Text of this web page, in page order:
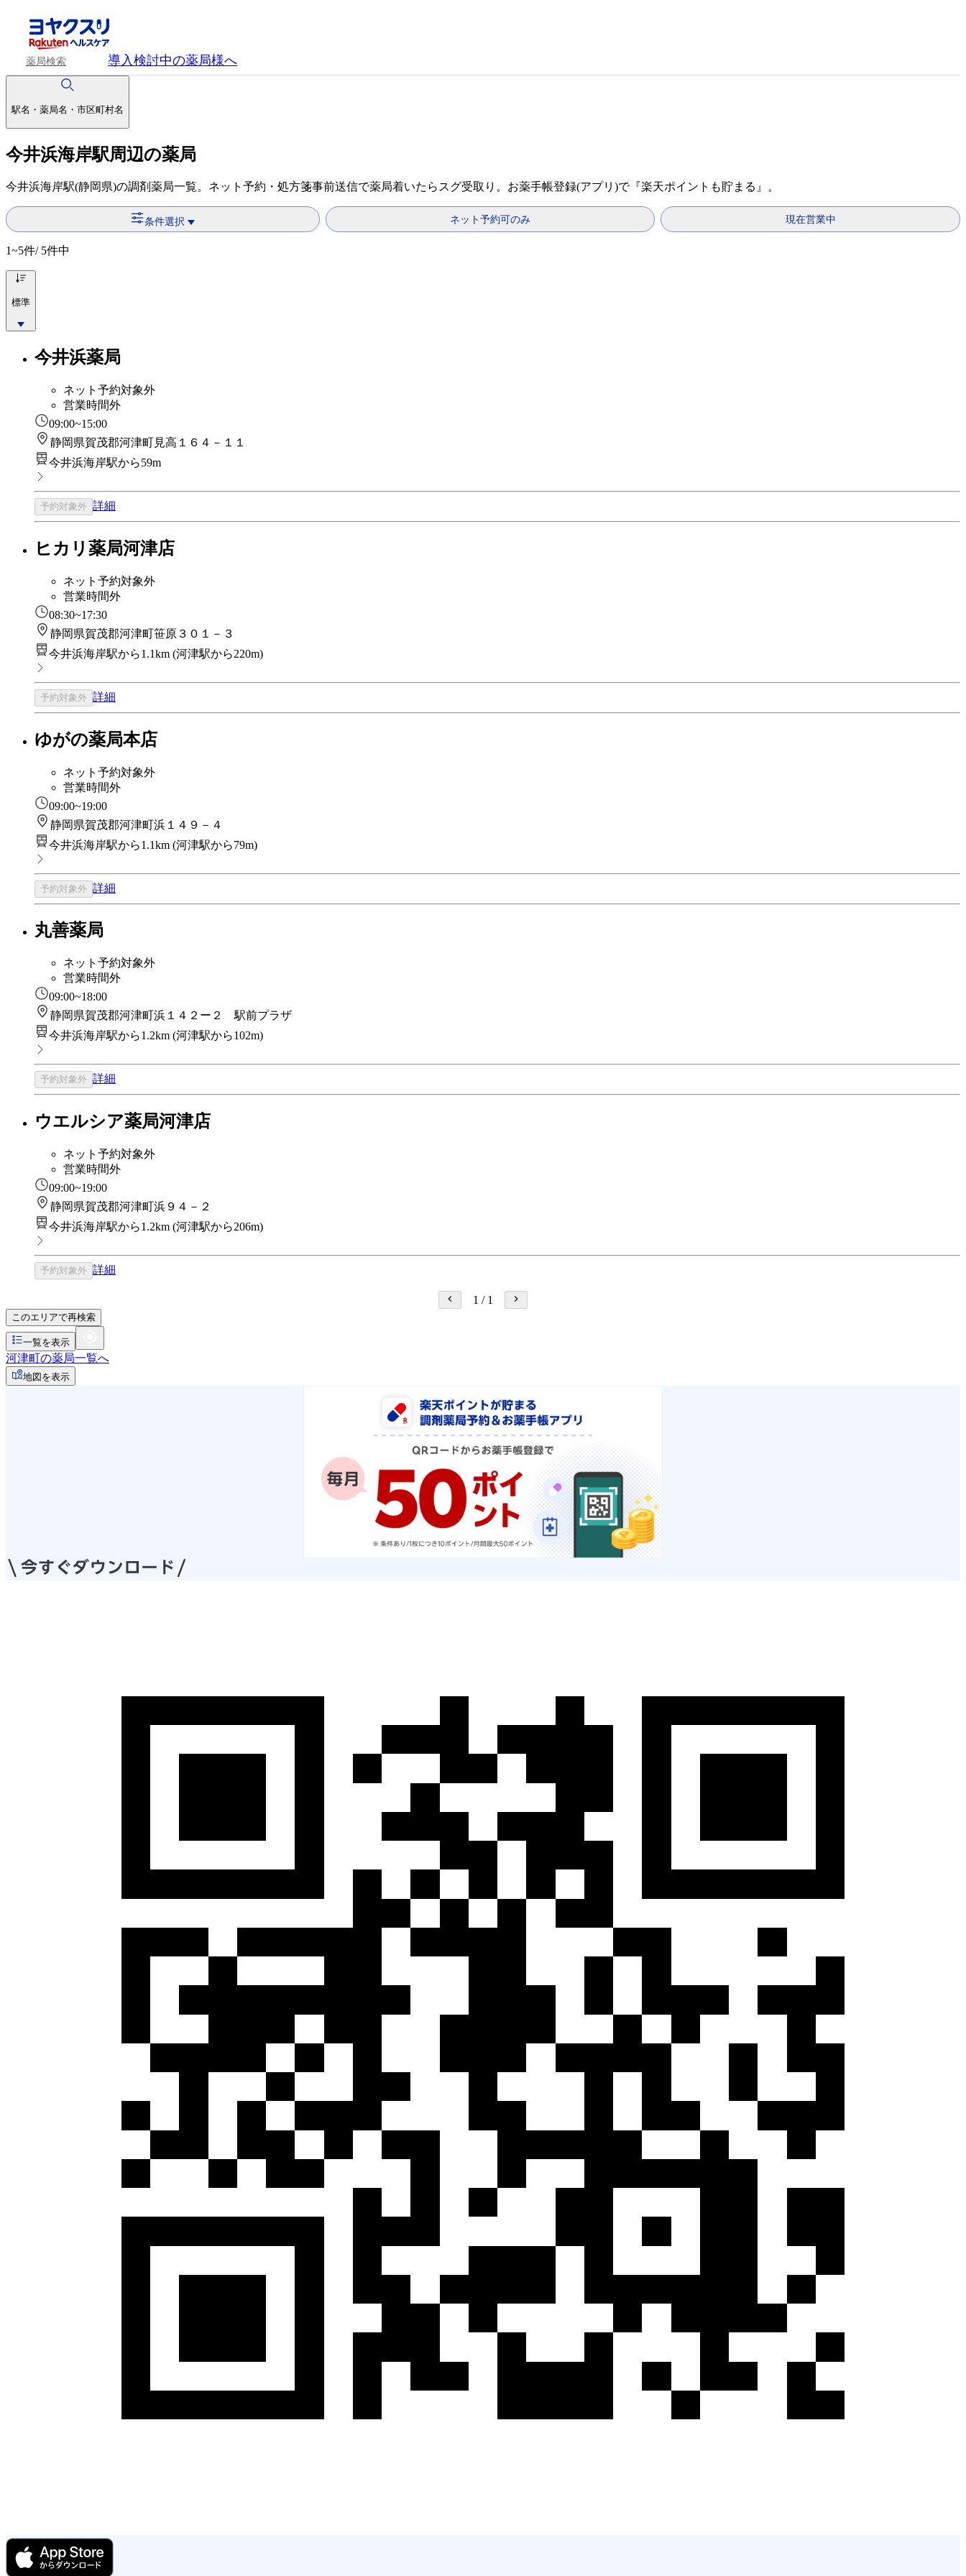
薬局検索 導入検討中の薬局様へ
駅名・薬局名・市区町村名
今井浜海岸駅周辺の薬局
今井浜海岸駅(静岡県)の調剤薬局一覧。ネット予約・処方箋事前送信で薬局着いたらスグ受取り。お薬手帳登録(アプリ)で『楽天ポイントも貯まる』。
条件選択 ネット予約可のみ 現在営業中
1~5件/ 5件中
標準
今井浜薬局
ネット予約対象外
営業時間外
09:00~15:00
静岡県賀茂郡河津町見高１６４－１１
今井浜海岸駅から59m
予約対象外 詳細
ヒカリ薬局河津店
ネット予約対象外
営業時間外
08:30~17:30
静岡県賀茂郡河津町笹原３０１－３
今井浜海岸駅から1.1km (河津駅から220m)
予約対象外 詳細
ゆがの薬局本店
ネット予約対象外
営業時間外
09:00~19:00
静岡県賀茂郡河津町浜１４９－４
今井浜海岸駅から1.1km (河津駅から79m)
予約対象外 詳細
丸善薬局
ネット予約対象外
営業時間外
09:00~18:00
静岡県賀茂郡河津町浜１４２ー２ 駅前プラザ
今井浜海岸駅から1.2km (河津駅から102m)
予約対象外 詳細
ウエルシア薬局河津店
ネット予約対象外
営業時間外
09:00~19:00
静岡県賀茂郡河津町浜９４－２
今井浜海岸駅から1.2km (河津駅から206m)
予約対象外 詳細
1 / 1
このエリアで再検索
一覧を表示
河津町の薬局一覧へ
地図を表示